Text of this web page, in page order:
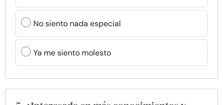
No siento nada especial
Ya me siento molesto